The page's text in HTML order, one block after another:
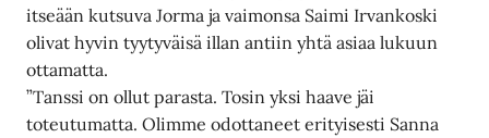
itseään kutsuva Jorma ja vaimonsa Saimi Irvankoski
olivat hyvin tyytyväisä illan antiin yhtä asiaa lukuun
ottamatta.
”Tanssi on ollut parasta. Tosin yksi haave jäi
toteutumatta. Olimme odottaneet erityisesti Sanna